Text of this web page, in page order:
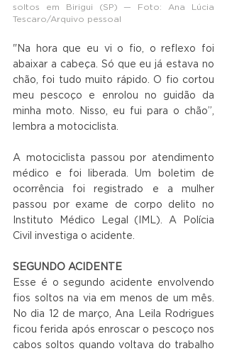
soltos em Birigui (SP) — Foto: Ana Lúcia
Tescaro/Arquivo pessoal
"Na hora que eu vi o fio, o reflexo foi
abaixar a cabeça. Só que eu já estava no
chão, foi tudo muito rápido. O fio cortou
meu pescoço e enrolou no guidão da
minha moto. Nisso, eu fui para o chão”,
lembra a motociclista.
A motociclista passou por atendimento
médico e foi liberada. Um boletim de
ocorrência foi registrado e a mulher
passou por exame de corpo delito no
Instituto Médico Legal (IML). A Polícia
Civil investiga o acidente.
SEGUNDO ACIDENTE
Esse é o segundo acidente envolvendo
fios soltos na via em menos de um mês.
No dia 12 de março, Ana Leila Rodrigues
ficou ferida após enroscar o pescoço nos
cabos soltos quando voltava do trabalho